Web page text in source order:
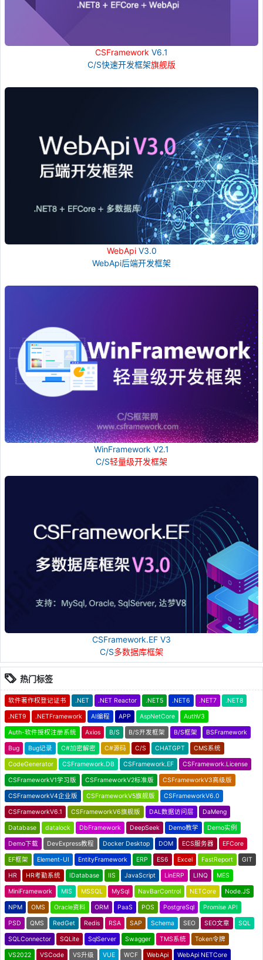
CSFramework V6.1
C/S快速开发框架旗舰版
WebApiV3.0
WebApi后端开发框架
WinFramework V2.1
C/S轻量级开发框架
CSFramework.EF V3
C/S多数据库框架
热门标签
软件著作权登记证书 .NET .NET Reactor .NET5 .NET6 .NET7 .NET8
.NET9 .NETFramework AI编程 APP AspNetCore AuthV3
Auth-软件授权注册系统 Axios B/S B/S开发框架 B/S框架 BSFramework
Bug Bug记录 C#加密解密 C#源码 C/S CHATGPT CMS系统
CodeGenerator CSFramework.DB CSFramework.EF CSFramework.License
CSFrameworkV1学习版 CSFrameworkV2标准版 CSFrameworkV3高级版
CSFrameworkV4企业版 CSFrameworkV5旗舰版 CSFrameworkV6.0
CSFrameworkV6.1 CSFrameworkV6旗舰版 DAL数据访问层 DaMeng
Database datalock DbFramework DeepSeek Demo教学 Demo实例
Demo下载 DevExpress教程 Docker Desktop DOM ECS服务器 EFCore
EF框架 Element-UI EntityFramework ERP ES6 Excel FastReport GIT
HR HR考勤系统 IDatabase IIS JavaScript LinERP LINQ MES
MiniFramework MIS MSSQL MySql NavBarControl NETCore Node.JS
NPM OMS Oracle资料 ORM PaaS POS PostgreSql Promise API
PSD QMS RedGet Redis RSA SAP Schema SEO SEO文章 SQL
SQLConnector SQLite SqlServer Swagger TMS系统 Token令牌
VS2022 VSCode VS升级 VUE WCF WebApi WebApi NETCore